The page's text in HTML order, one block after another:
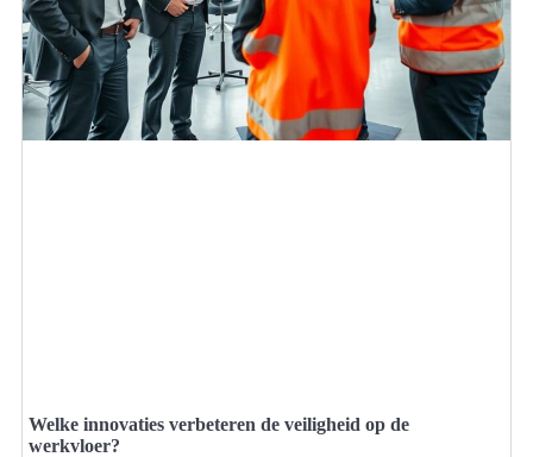
Welke innovaties verbeteren de veiligheid op de
werkvloer?